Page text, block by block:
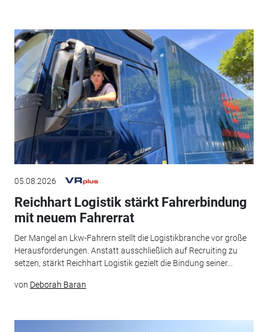
05.08.2026
Reichhart Logistik stärkt Fahrerbindung
mit neuem Fahrerrat
Der Mangel an Lkw-Fahrern stellt die Logistikbranche vor große
Herausforderungen. Anstatt ausschließlich auf Recruiting zu
setzen, stärkt Reichhart Logistik gezielt die Bindung seiner...
von Deborah Baran